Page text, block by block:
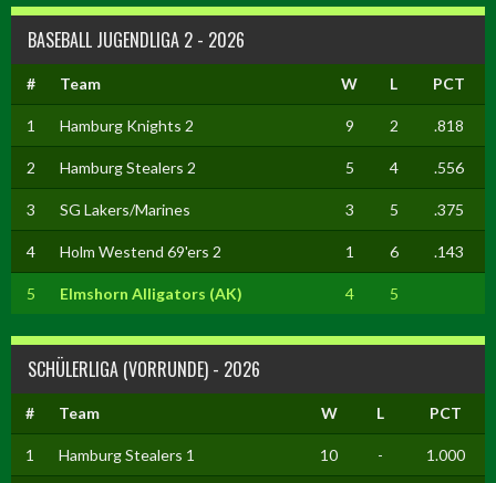
BASEBALL JUGENDLIGA 2 - 2026
# Team W L PCT
1 Hamburg Knights 2 9 2 .818
2 Hamburg Stealers 2 5 4 .556
3 SG Lakers/Marines 3 5 .375
4 Holm Westend 69'ers 2 1 6 .143
5 Elmshorn Alligators (AK) 4 5
SCHÜLERLIGA (VORRUNDE) - 2026
# Team W L PCT
1 Hamburg Stealers 1 10 - 1.000